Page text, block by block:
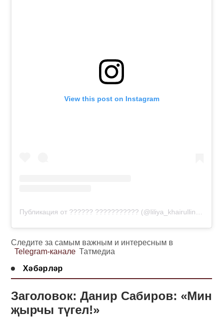
View this post on Instagram
Следите за самым важным и интересным в
Telegram-канале Татмедиа
Хәбәрләр
Заголовок: Данир Сабиров: «Мин
җырчы түгел!»